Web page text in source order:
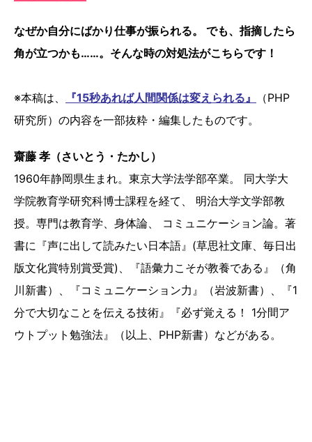
なぜか自分にばかり仕事が振られる。 でも、指摘したら
角が立つかも……。そんな時の対処法がこちらです！
※本稿は、 『15秒あれば人間関係は変えられる』
（PHP
研究所）の内容を一部抜粋・編集したものです。
齋藤 孝（さいとう・たかし）
1960年静岡県生まれ。東京大学法学部卒業。 同大学大
学院教育学研究科博士課程を経て、 明治大学文学部教
授。専門は教育学、身体論、 コミュニケーション論。著
書に『声に出して読みたい日本語』(草思社文庫、毎日出
版文化賞特別賞受賞)、『語彙力こそが教養である』（角
川新書）、『コミュニケーション力』（岩波新書）、『1
分で大切なことを伝える技術』『必ず覚える！ 1分間ア
ウトプット勉強法』（以上、PHP新書）などがある。